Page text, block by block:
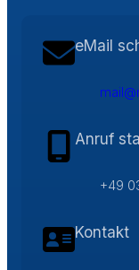
eMail
Anruf
+49
Kontakt